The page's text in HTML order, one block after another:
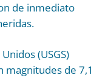
de inmediato
(USGS)
magnitudes de 7,1